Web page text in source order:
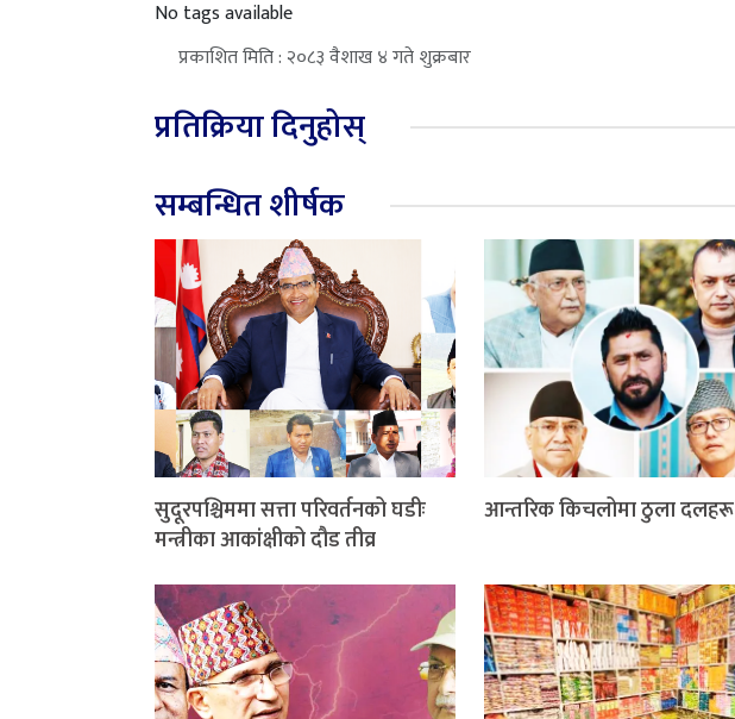
No tags available
प्रकाशित मिति : २०८३ वैशाख ४ गते शुक्रबार
प्रतिक्रिया दिनुहोस्
सम्बन्धित शीर्षक
सुदूरपश्चिममा सत्ता परिवर्तनको घडीः
मन्त्रीका आकांक्षीको दौड तीव्र
आन्तरिक किचलोमा ठुला दलहरू